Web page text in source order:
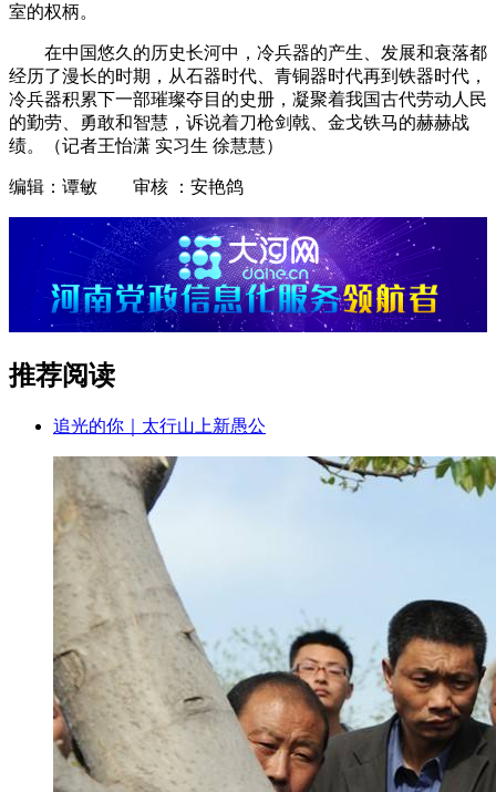
室的权柄。
在中国悠久的历史长河中，冷兵器的产生、发展和衰落都
经历了漫长的时期，从石器时代、青铜器时代再到铁器时代，
冷兵器积累下一部璀璨夺目的史册，凝聚着我国古代劳动人民
的勤劳、勇敢和智慧，诉说着刀枪剑戟、金戈铁马的赫赫战
绩。（记者王怡潇 实习生 徐慧慧）
编辑：谭敏 审核 ：安艳鸽
推荐阅读
追光的你｜太行山上新愚公